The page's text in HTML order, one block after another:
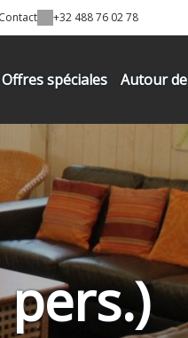
Contact +32 488 76 02 78
Offres spéciales Autour